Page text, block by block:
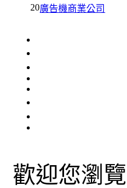
20廣告機商業公司
歡迎您瀏